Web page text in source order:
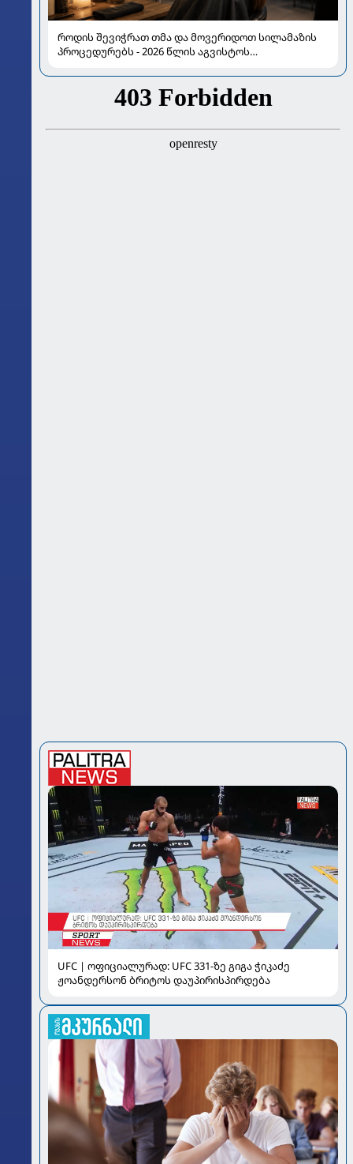
როდის შევიჭრათ თმა და მოვერიდოთ სილამაზის
პროცედურებს - 2026 წლის აგვისტოს
UFC | ოფიციალურად: UFC 331-ზე გიგა ჭიკაძე
ჟოანდერსონ ბრიტოს დაუპირისპირდება